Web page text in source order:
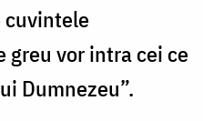
cuvintele
greu vor intra cei ce
Dumnezeu”.